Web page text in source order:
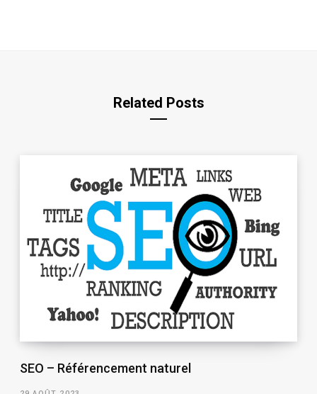
Related Posts
SEO – Référencement naturel